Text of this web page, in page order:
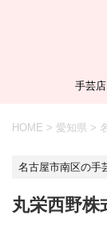
手芸
HOME > 愛知県 >
名古屋市南区の手
丸栄西野株